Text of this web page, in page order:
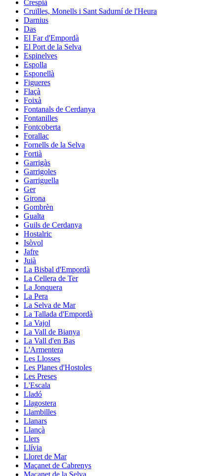
Crespià
Cruïlles, Monells i Sant Sadurní de l'Heura
Darnius
Das
El Far d'Empordà
El Port de la Selva
Espinelves
Espolla
Esponellà
Figueres
Flaçà
Foixà
Fontanals de Cerdanya
Fontanilles
Fontcoberta
Forallac
Fornells de la Selva
Fortià
Garrigàs
Garrigoles
Garriguella
Ger
Girona
Gombrèn
Gualta
Guils de Cerdanya
Hostalric
Isòvol
Jafre
Juià
La Bisbal d'Empordà
La Cellera de Ter
La Jonquera
La Pera
La Selva de Mar
La Tallada d'Empordà
La Vajol
La Vall de Bianya
La Vall d'en Bas
L'Armentera
Les Llosses
Les Planes d'Hostoles
Les Preses
L'Escala
Lladó
Llagostera
Llambilles
Llanars
Llançà
Llers
Llívia
Lloret de Mar
Maçanet de Cabrenys
Maçanet de la Selva